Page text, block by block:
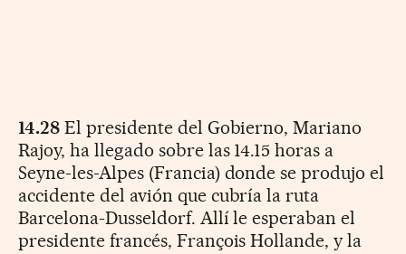
14.28El presidente del Gobierno, Mariano
Rajoy, ha llegado sobre las 14.15 horas a
Seyne-les-Alpes (Francia) donde se produjo el
accidente del avión que cubría la ruta
Barcelona-Dusseldorf. Allí le esperaban el
presidente francés, François Hollande, y la